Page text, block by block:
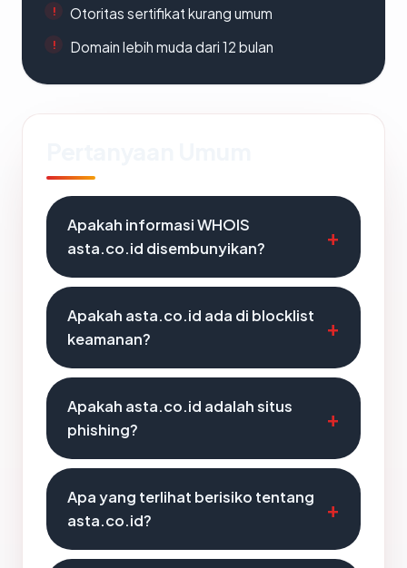
Otoritas sertifikat kurang umum
Domain lebih muda dari 12 bulan
Apakah informasi WHOIS
asta.co.id disembunyikan?
Apakah asta.co.id ada di blocklist
keamanan?
Apakah asta.co.id adalah situs
phishing?
Apa yang terlihat berisiko tentang
asta.co.id?